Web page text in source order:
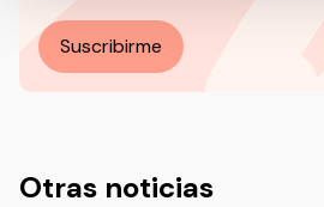
Más información en nuestra Política
Suscribirme
Otras noticias